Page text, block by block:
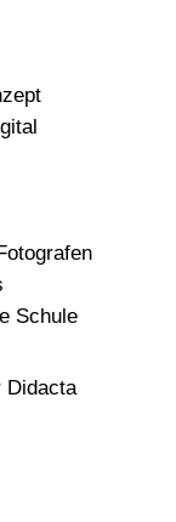
Schule
Didacta